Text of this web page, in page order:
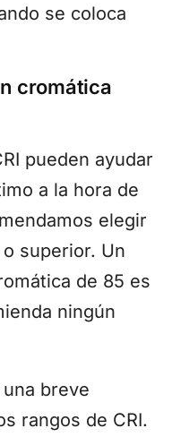
se coloca
cromática
pueden ayudar
a la hora de
elegir
superior. Un
de 85 es
ningún
breve
rangos de CRI.